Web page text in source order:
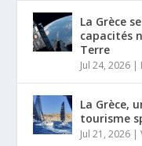
La Grèce
capacités
Terre
Jul 24, 2026 |
La Grèce,
tourisme
Jul 21, 2026 |